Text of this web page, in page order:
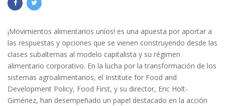
¡Movimientos alimentarios uníos! es una apuesta por aportar a
las respuestas y opciones que se vienen construyendo desde las
clases subalternas al modelo capitalista y su régimen
alimentario corporativo. En la lucha por la transformación de los
sistemas agroalimentarios, el Institute for Food and
Development Policy, Food First, y su director, Eric Holt-
Giménez, han desempeñado un papel destacado en la acción